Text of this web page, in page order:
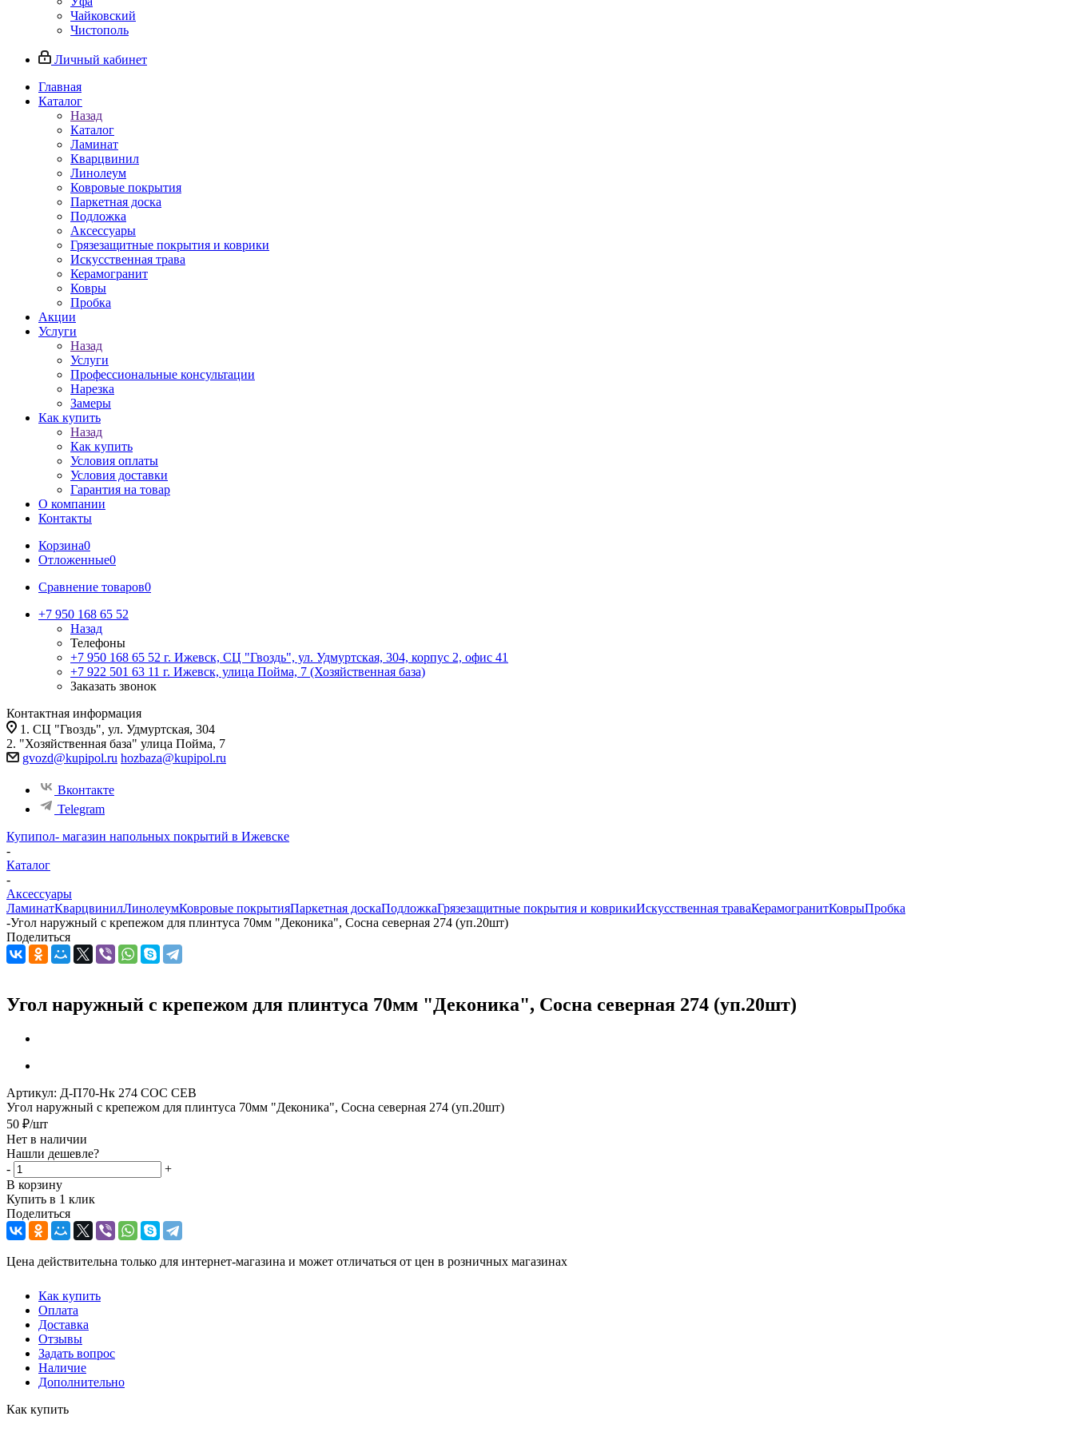
Чайковский
Чистополь
Личный кабинет
Главная
Каталог
Назад
Каталог
Ламинат
Кварцвинил
Линолеум
Ковровые покрытия
Паркетная доска
Подложка
Аксессуары
Грязезащитные покрытия и коврики
Искусственная трава
Керамогранит
Ковры
Пробка
Акции
Услуги
Назад
Услуги
Профессиональные консультации
Нарезка
Замеры
Как купить
Назад
Как купить
Условия оплаты
Условия доставки
Гарантия на товар
О компании
Контакты
Корзина0
Отложенные0
Сравнение товаров0
+7 950 168 65 52
Назад
Телефоны
+7 950 168 65 52 г. Ижевск, СЦ "Гвоздь", ул. Удмуртская, 304, корпус 2, офис 41
+7 922 501 63 11 г. Ижевск, улица Пойма, 7 (Хозяйственная база)
Заказать звонок
Контактная информация
1. СЦ "Гвоздь", ул. Удмуртская, 304
2. "Хозяйственная база" улица Пойма, 7
gvozd@kupipol.ru hozbaza@kupipol.ru
Вконтакте
Telegram
Купипол- магазин напольных покрытий в Ижевске
-
Каталог
-
Аксессуары
ЛаминатКварцвинилЛинолеумКовровые покрытияПаркетная доскаПодложкаГрязезащитные покрытия и коврикиИскусственная траваКерамогранитКоврыПробка
-Угол наружный с крепежом для плинтуса 70мм "Деконика", Сосна северная 274 (уп.20шт)
Поделиться
Угол наружный с крепежом для плинтуса 70мм "Деконика", Сосна северная 274 (уп.20шт)
Артикул: Д-П70-Нк 274 СОС СЕВ
Угол наружный с крепежом для плинтуса 70мм "Деконика", Сосна северная 274 (уп.20шт)
50 ₽/шт
Нет в наличии
Нашли дешевле?
-
+
В корзину
Купить в 1 клик
Поделиться
Цена действительна только для интернет-магазина и может отличаться от цен в розничных магазинах
Как купить
Оплата
Доставка
Отзывы
Задать вопрос
Наличие
Дополнительно
Как купить